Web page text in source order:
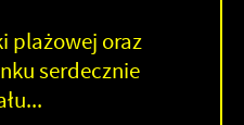
plażowej oraz
serdecznie